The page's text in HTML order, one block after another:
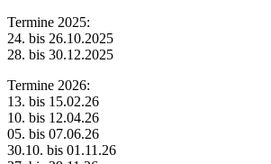
Termine 2025:
24. bis 26.10.2025
28. bis 30.12.2025
Termine 2026:
13. bis 15.02.26
10. bis 12.04.26
05. bis 07.06.26
30.10. bis 01.11.26